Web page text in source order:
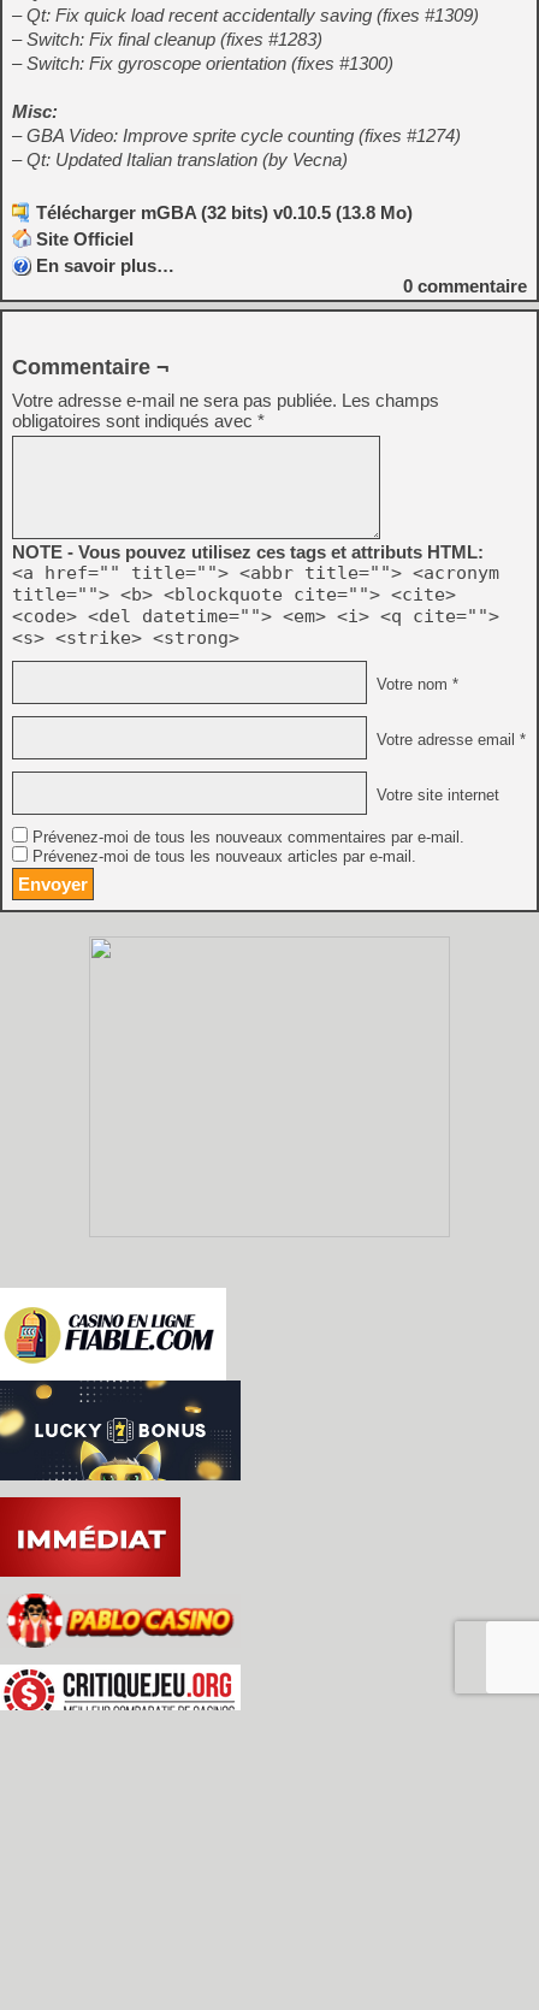
– Qt: Fix quick load recent accidentally saving (fixes #1309)
– Switch: Fix final cleanup (fixes #1283)
– Switch: Fix gyroscope orientation (fixes #1300)
Misc:
– GBA Video: Improve sprite cycle counting (fixes #1274)
– Qt: Updated Italian translation (by Vecna)
Télécharger mGBA (32 bits) v0.10.5 (13.8 Mo)
Site Officiel
En savoir plus…
0 commentaire
Commentaire ¬
Votre adresse e-mail ne sera pas publiée. Les champs
obligatoires sont indiqués avec *
NOTE - Vous pouvez utilisez ces tags et attributs HTML:
<a href="" title=""> <abbr title=""> <acronym
title=""> <b> <blockquote cite=""> <cite>
<code> <del datetime=""> <em> <i> <q cite="">
<s> <strike> <strong>
Votre nom *
Votre adresse email *
Votre site internet
Prévenez-moi de tous les nouveaux commentaires par e-mail.
Prévenez-moi de tous les nouveaux articles par e-mail.